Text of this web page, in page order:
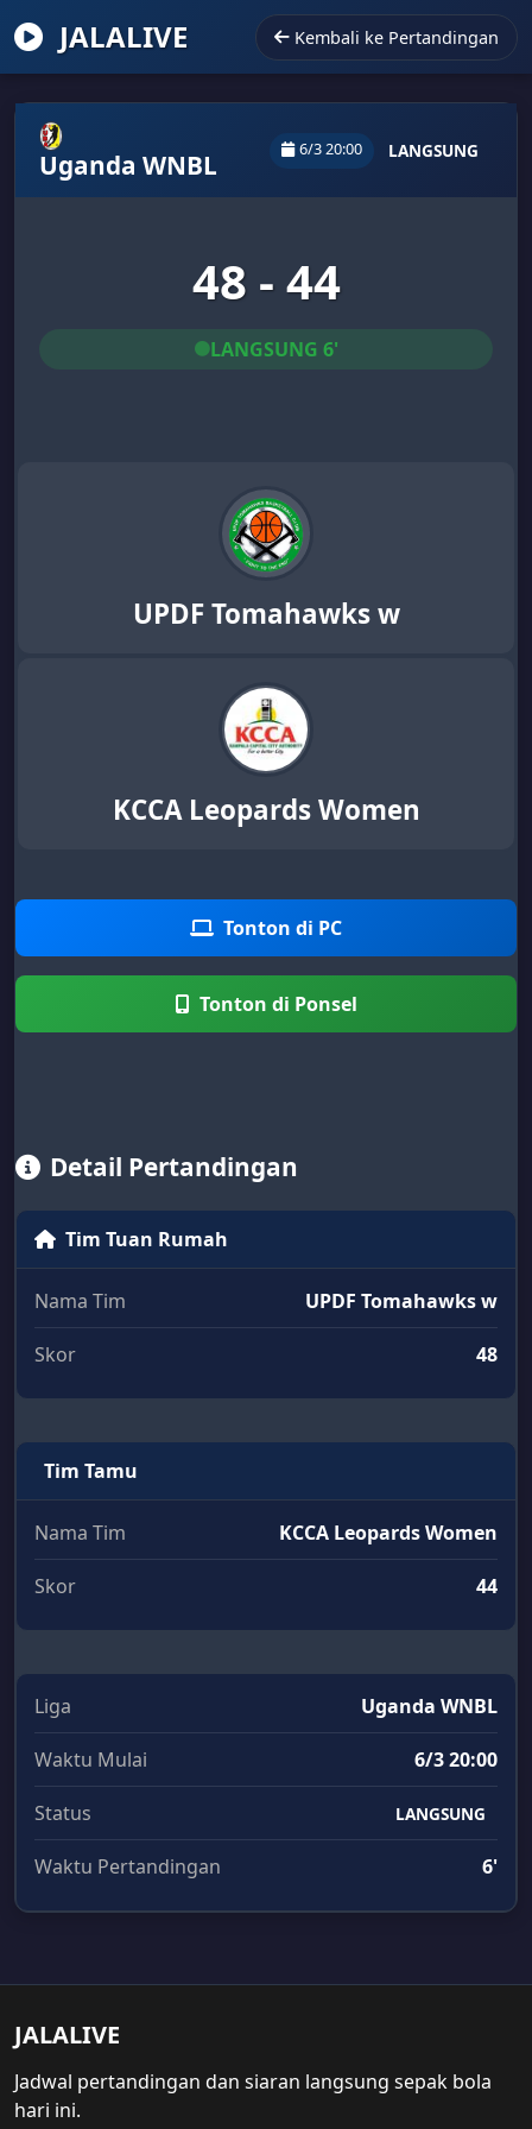
JALALIVE Kembali ke Pertandingan
Uganda WNBL
6/3 20:00 LANGSUNG
UPDF Tomahawks w
48 - 44
LANGSUNG 6'
KCCA Leopards Women
Tonton di PC
Tonton di Ponsel
Detail Pertandingan
Tim Tuan Rumah
Nama Tim UPDF Tomahawks w
Skor 48
Tim Tamu
Nama Tim KCCA Leopards Women
Skor 44
Liga Uganda WNBL
Waktu Mulai 6/3 20:00
Status LANGSUNG
Waktu Pertandingan 6'
JALALIVE
Jadwal pertandingan dan siaran langsung sepak bola
hari ini.